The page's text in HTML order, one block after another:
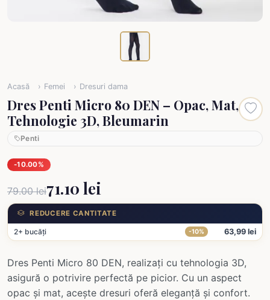
Acasă Femei Dresuri dama
Dres Penti Micro 80 DEN – Opac, Mat,
Tehnologie 3D, Bleumarin
Penti
-10.00%
79.00 lei71.10 lei
REDUCERE CANTITATE
2+ bucăți -10% 63,99 lei
Dres Penti Micro 80 DEN, realizați cu tehnologia 3D,
asigură o potrivire perfectă pe picior. Cu un aspect
opac și mat, acește dresuri oferă eleganță și confort.